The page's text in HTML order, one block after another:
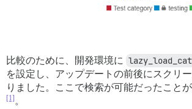
比較のために、開発環境に
を設定し、アップデートの前後にスクリ
りました。ここで検索が可能だったことが
[1] 。